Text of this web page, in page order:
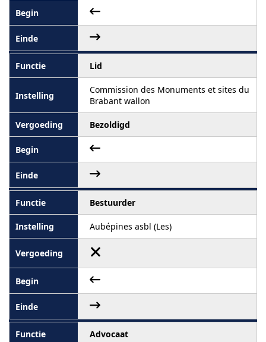
Lid
Commission des Monuments et sites du
Brabant wallon
Bezoldigd
Bestuurder
Aubépines asbl (Les)
Advocaat